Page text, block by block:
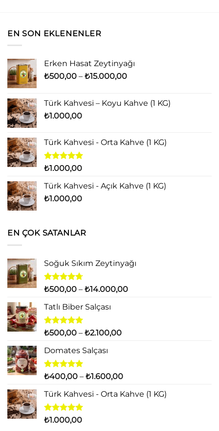
EN SON EKLENENLER
Erken Hasat Zeytinyağı
₺500,00 – ₺15.000,00Fiyat
-
Türk Kahvesi – Koyu Kahve (1 KG)
₺1.000,00
Türk Kahvesi - Orta Kahve (1 KG)
5 üzerinden
aldı
₺1.000,00
Türk Kahvesi - Açık Kahve (1 KG)
₺1.000,00
EN ÇOK SATANLAR
Soğuk Sıkım Zeytinyağı
5
üzerinden
4.71oy
aldı
₺500,00 – ₺14.000,00Fiyat
Tatlı Biber Salçası
5 üzerinden
oy
aldı
₺500,00 – ₺2.100,00Fiyat
₺2.100,00
Domates Salçası
5 üzerinden
oy
aldı
₺400,00 – ₺1.600,00Fiyat
₺400,00
Türk Kahvesi - Orta Kahve (1 KG)
5 üzerinden
₺1.000,00